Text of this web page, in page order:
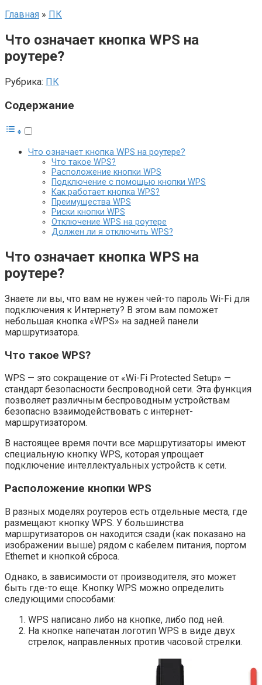
Главная » ПК
Что означает кнопка WPS на
роутере?
Рубрика: ПК
Содержание
Что означает кнопка WPS на роутере?
Что такое WPS?
Расположение кнопки WPS
Подключение с помощью кнопки WPS
Как работает кнопка WPS?
Преимущества WPS
Риски кнопки WPS
Отключение WPS на роутере
Должен ли я отключить WPS?
Что означает кнопка WPS на
роутере?
Знаете ли вы, что вам не нужен чей-то пароль Wi-Fi для
подключения к Интернету? В этом вам поможет
небольшая кнопка «WPS» на задней панели
маршрутизатора.
Что такое WPS?
WPS — это сокращение от «Wi-Fi Protected Setup» —
стандарт безопасности беспроводной сети. Эта функция
позволяет различным беспроводным устройствам
безопасно взаимодействовать с интернет-
маршрутизатором.
В настоящее время почти все маршрутизаторы имеют
специальную кнопку WPS, которая упрощает
подключение интеллектуальных устройств к сети.
Расположение кнопки WPS
В разных моделях роутеров есть отдельные места, где
размещают кнопку WPS. У большинства
маршрутизаторов он находится сзади (как показано на
изображении выше) рядом с кабелем питания, портом
Ethernet и кнопкой сброса.
Однако, в зависимости от производителя, это может
быть где-то еще. Кнопку WPS можно определить
следующими способами:
WPS написано либо на кнопке, либо под ней.
На кнопке напечатан логотип WPS в виде двух
стрелок, направленных против часовой стрелки.